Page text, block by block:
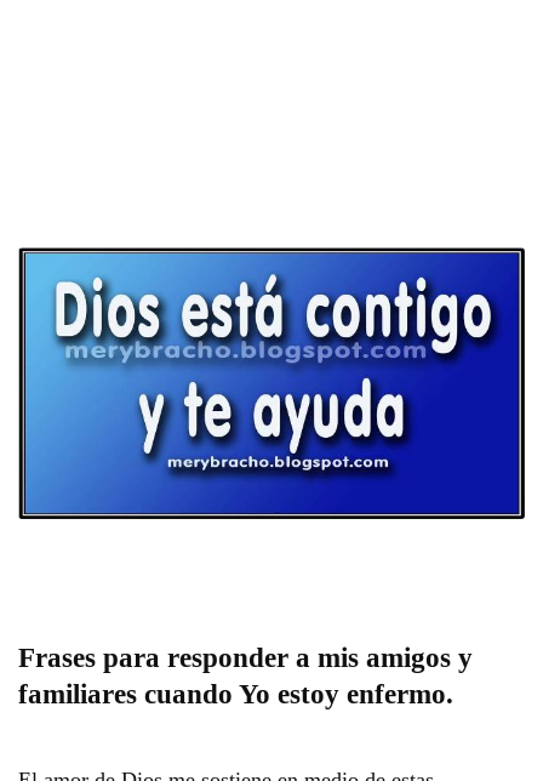
Frases para responder a mis amigos y
familiares cuando Yo estoy enfermo.